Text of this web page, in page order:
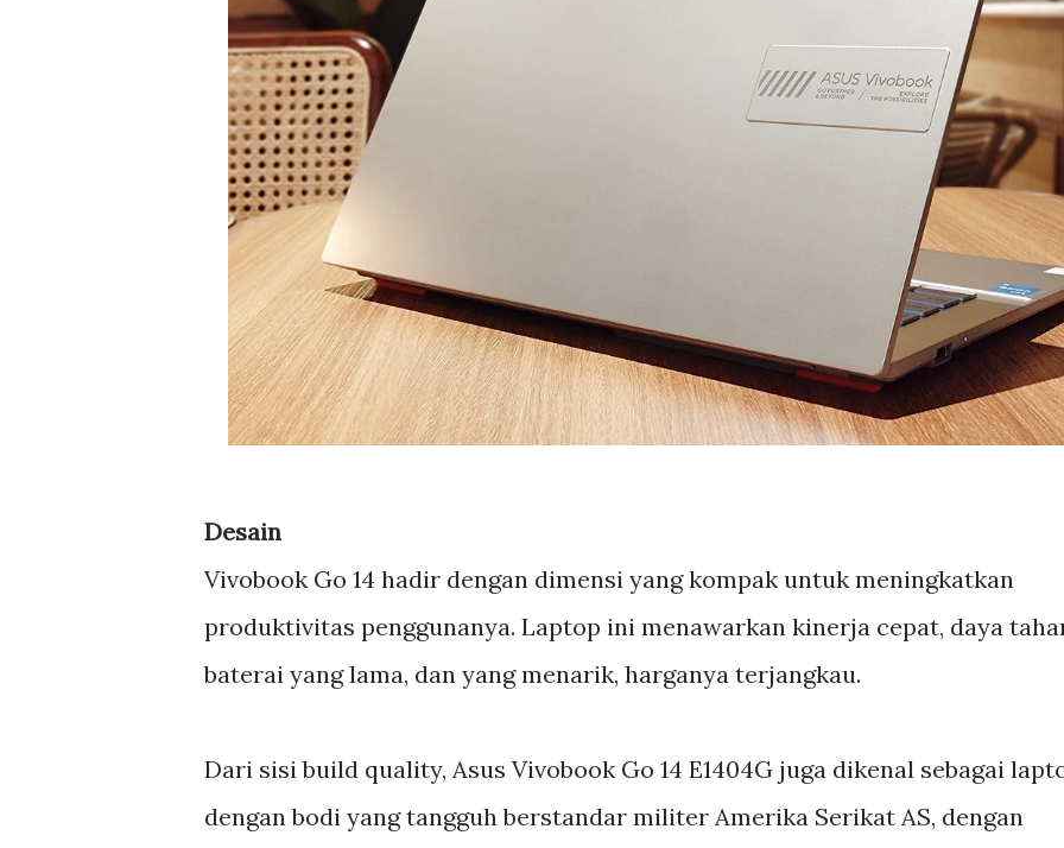
Desain
Vivobook Go 14 hadir dengan dimensi yang kompak untuk meningkatkan
produktivitas penggunanya. Laptop ini menawarkan kinerja cepat, daya
baterai yang lama, dan yang menarik, harganya terjangkau.
Dari sisi build quality, Asus Vivobook Go 14 E1404G juga dikenal sebagai
dengan bodi yang tangguh berstandar militer Amerika Serikat AS, dengan